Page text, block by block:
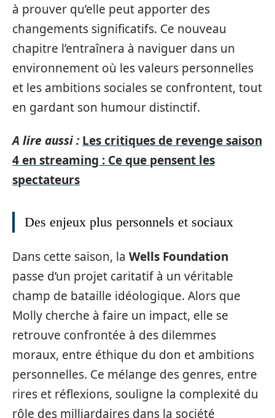
à prouver qu’elle peut apporter des
changements significatifs. Ce nouveau
chapitre l’entraînera à naviguer dans un
environnement où les valeurs personnelles
et les ambitions sociales se confrontent, tout
en gardant son humour distinctif.
A lire aussi : Les critiques de revenge saison
4 en streaming : Ce que pensent les
spectateurs
Des enjeux plus personnels et sociaux
Dans cette saison, la Wells Foundation
passe d’un projet caritatif à un véritable
champ de bataille idéologique. Alors que
Molly cherche à faire un impact, elle se
retrouve confrontée à des dilemmes
moraux, entre éthique du don et ambitions
personnelles. Ce mélange des genres, entre
rires et réflexions, souligne la complexité du
rôle des milliardaires dans la société